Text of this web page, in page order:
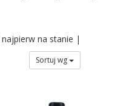
najpierw na stanie |
Sortuj wg